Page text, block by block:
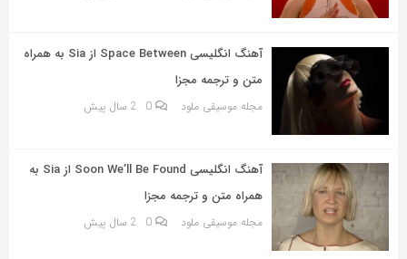
آهنگ انگلیسی Space Between از Sia به همراه
متن و ترجمه مجزا
مجله موسیقی ملود 0 2 سال پیش
آهنگ انگلیسی Soon We’ll Be Found از Sia به
همراه متن و ترجمه مجزا
مجله موسیقی ملود 0 2 سال پیش